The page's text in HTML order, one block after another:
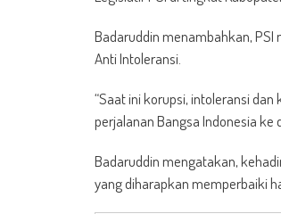
Badaruddin menambahkan, PSI
Anti Intoleransi.
“Saat ini korupsi, intoleransi
perjalanan Bangsa Indonesia ke
Badaruddin mengatakan,
yang diharapkan memperbaiki